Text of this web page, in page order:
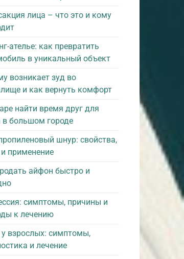
лица – что это и кому
ателье: как превратить
в уникальный объект
возникает зуд во
и как вернуть комфорт
найти время друг для
в большом городе
шнур: свойства,
применение
айфон быстро и
симптомы, причины и
к лечению
взрослых: симптомы,
и лечение